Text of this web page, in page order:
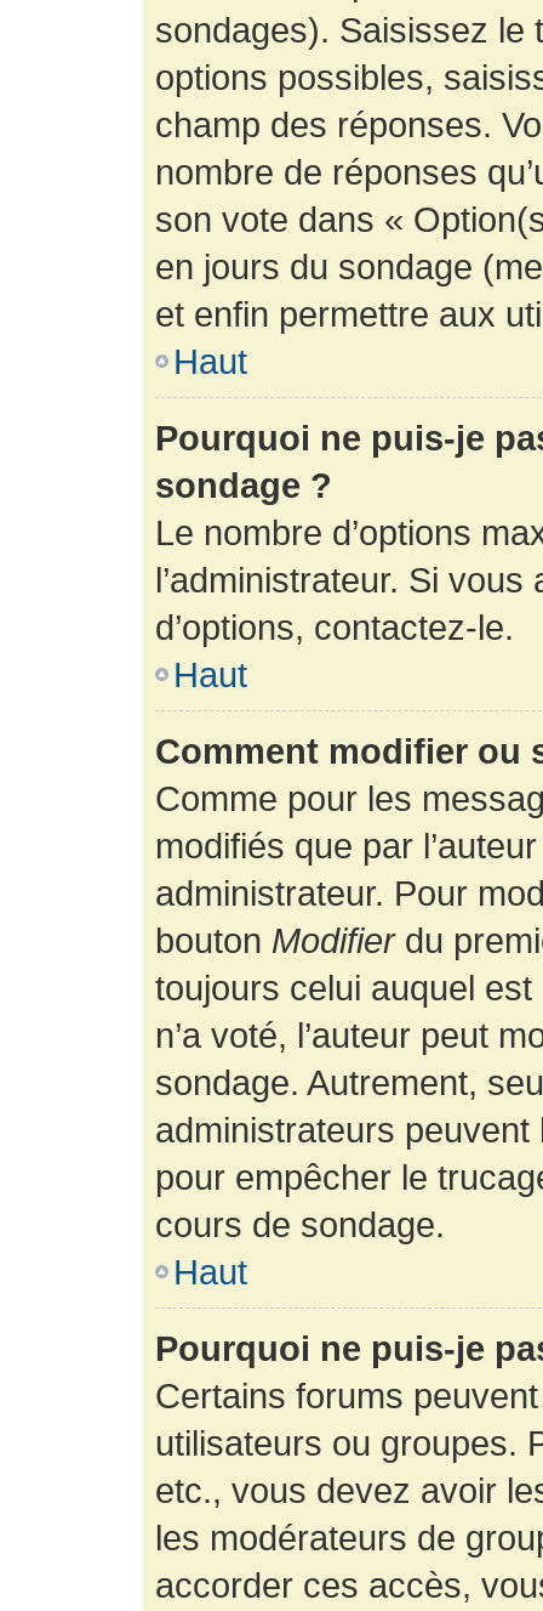
sondages). Saisissez le
options possibles,
champ des réponses.
nombre de réponses
son vote dans «
en jours du sondage
et enfin permettre aux
Haut
Pourquoi ne puis-je
sondage ?
Le nombre d’options
l’administrateur. Si
d’options, contactez-le.
Haut
Comment modifier ou
Comme pour les
modifiés que par
administrateur. Pour
bouton Modifierdu
toujours celui auquel
n’a voté, l’auteur peut
sondage. Autrement,
administrateurs
pour empêcher le
cours de sondage.
Haut
Pourquoi ne puis-je
Certains forums
utilisateurs ou groupes.
etc., vous devez avoir
les modérateurs de
accorder ces accès,